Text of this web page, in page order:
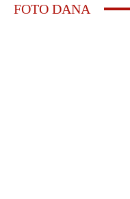
FOTO DANA